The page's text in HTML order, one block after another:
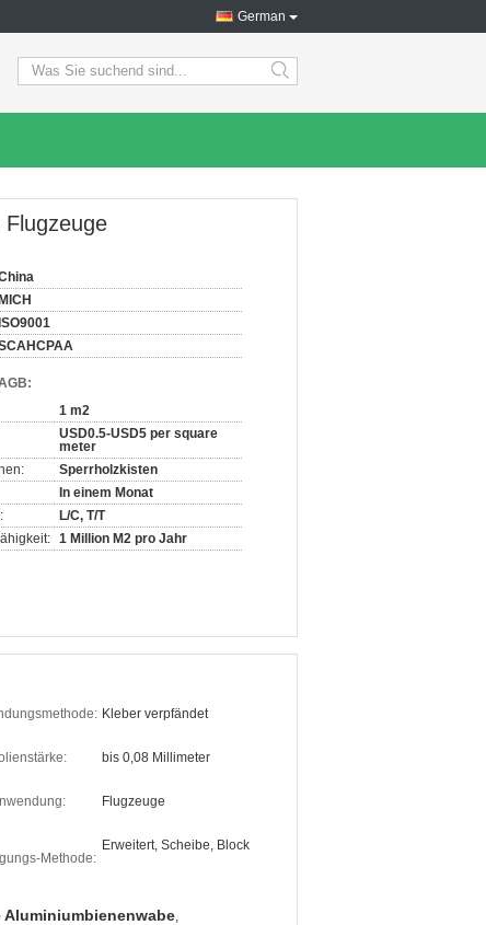
German
search
MICH
ISO9001
1 m2
USD0.5-USD5 per square
meter
Sperrholzkisten
In einem Monat
L/C, T/T
1 Million M2 pro Jahr
Kleber verpfändet
bis 0,08 Millimeter
Flugzeuge
Methode:
Erweitert, Scheibe, Block
Aluminiumbienenwabe,